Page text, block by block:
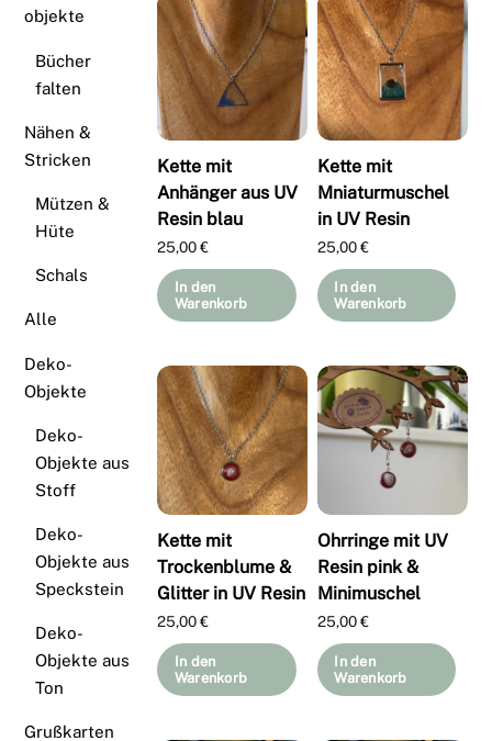
Kette mit
Anhänger aus UV
Resin blau
25,00€
In den
Warenkorb
Kette mit
Mniaturmuschel
in UV Resin
25,00€
In den
Warenkorb
Kette mit
Trockenblume &
Glitter in UV Resin
25,00€
In den
Warenkorb
Ohrringe mit UV
Resin pink &
Minimuschel
25,00€
In den
Warenkorb
objekte
Bücher
falten
Nähen &
Stricken
Mützen &
Hüte
Schals
Alle
Deko-
Objekte
Deko-
Objekte aus
Stoff
Deko-
Objekte aus
Speckstein
Deko-
Objekte aus
Ton
Grußkarten